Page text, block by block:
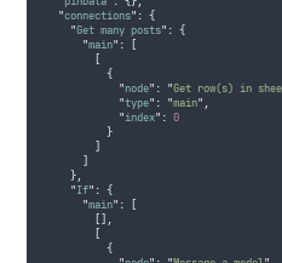
"connections" : {
"Get many posts" : {
"main" :
[
[
{
"node" : "Get row(s) in
"type" : "main" ,
"index" : 0
}
]
]
},
"If" : {
"main" :
[
[],
[
{